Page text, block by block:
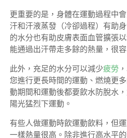
更重要的是，身體在運動過程中
汗和汗液蒸發（冷卻過程）有助
的水分也有助皮膚表面血管擴張
能通過出汗帶走多餘的熱量，很
此外，充足的水分可以減少疲勞
您進行更長時間的運動、燃燒更
動期間和運動後都要飲水防脫水
陽光猛烈下運動。
有些人做運動時飲運動飲料，但
一樣熱量很高。除非進行高水平